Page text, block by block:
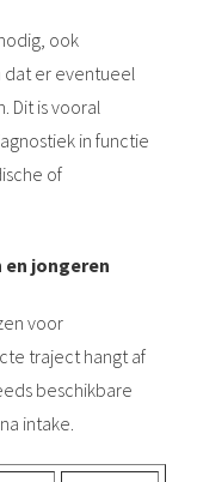
ook
er eventueel
Dit is vooral
in functie
of
jongeren
voor
traject hangt af
beschikbare
intake.